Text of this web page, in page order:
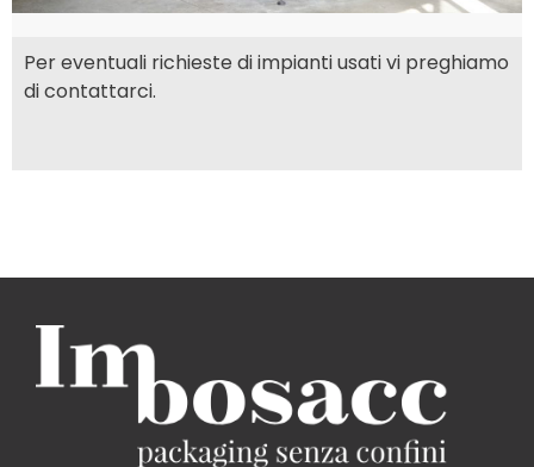
Per eventuali richieste di impianti usati vi preghiamo
di contattarci.